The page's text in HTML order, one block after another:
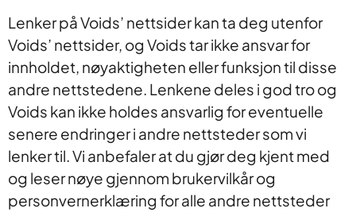
Lenker på Voids’ nettsider kan ta deg utenfor
Voids’ nettsider, og Voids tar ikke ansvar for
innholdet, nøyaktigheten eller funksjon til disse
andre nettstedene. Lenkene deles i god tro og
Voids kan ikke holdes ansvarlig for eventuelle
senere endringer i andre nettsteder som vi
lenker til. Vi anbefaler at du gjør deg kjent med
og leser nøye gjennom brukervilkår og
personvernerklæring for alle andre nettsteder